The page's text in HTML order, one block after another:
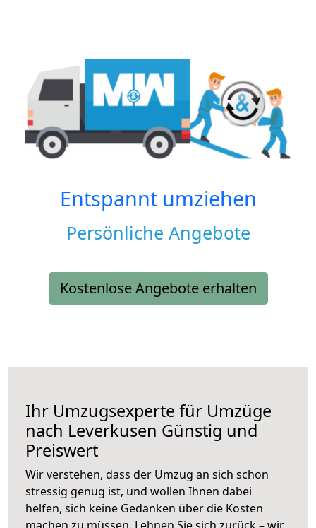
Entspannt umziehen
Persönliche Angebote
Kostenlose Angebote erhalten
Ihr Umzugsexperte für Umzüge
nach Leverkusen Günstig und
Preiswert
Wir verstehen, dass der Umzug an sich schon
stressig genug ist, und wollen Ihnen dabei
helfen, sich keine Gedanken über die Kosten